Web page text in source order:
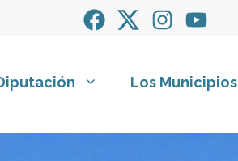
Los Municipios